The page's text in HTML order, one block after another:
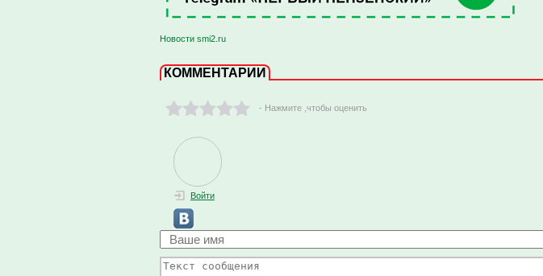
Новости smi2.ru
КОММЕНТАРИИ
- Нажмите ,чтобы оценить
Войти